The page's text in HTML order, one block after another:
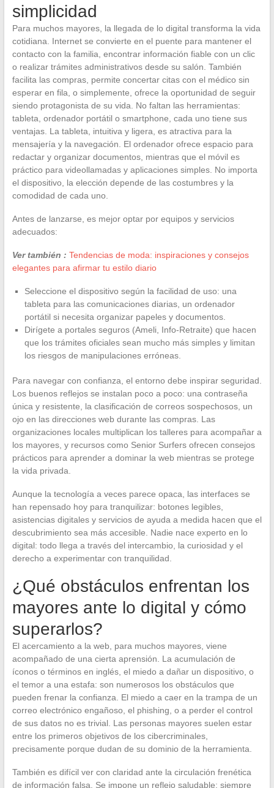
simplicidad
Para muchos mayores, la llegada de lo digital transforma la vida
cotidiana. Internet se convierte en el puente para mantener el
contacto con la familia, encontrar información fiable con un clic
o realizar trámites administrativos desde su salón. También
facilita las compras, permite concertar citas con el médico sin
esperar en fila, o simplemente, ofrece la oportunidad de seguir
siendo protagonista de su vida. No faltan las herramientas:
tableta, ordenador portátil o smartphone, cada uno tiene sus
ventajas. La tableta, intuitiva y ligera, es atractiva para la
mensajería y la navegación. El ordenador ofrece espacio para
redactar y organizar documentos, mientras que el móvil es
práctico para videollamadas y aplicaciones simples. No importa
el dispositivo, la elección depende de las costumbres y la
comodidad de cada uno.
Antes de lanzarse, es mejor optar por equipos y servicios
adecuados:
Ver también : Tendencias de moda: inspiraciones y consejos
elegantes para afirmar tu estilo diario
Seleccione el dispositivo según la facilidad de uso: una
tableta para las comunicaciones diarias, un ordenador
portátil si necesita organizar papeles y documentos.
Dirígete a portales seguros (Ameli, Info-Retraite) que hacen
que los trámites oficiales sean mucho más simples y limitan
los riesgos de manipulaciones erróneas.
Para navegar con confianza, el entorno debe inspirar seguridad.
Los buenos reflejos se instalan poco a poco: una contraseña
única y resistente, la clasificación de correos sospechosos, un
ojo en las direcciones web durante las compras. Las
organizaciones locales multiplican los talleres para acompañar a
los mayores, y recursos como Senior Surfers ofrecen consejos
prácticos para aprender a dominar la web mientras se protege
la vida privada.
Aunque la tecnología a veces parece opaca, las interfaces se
han repensado hoy para tranquilizar: botones legibles,
asistencias digitales y servicios de ayuda a medida hacen que el
descubrimiento sea más accesible. Nadie nace experto en lo
digital: todo llega a través del intercambio, la curiosidad y el
derecho a experimentar con tranquilidad.
¿Qué obstáculos enfrentan los
mayores ante lo digital y cómo
superarlos?
El acercamiento a la web, para muchos mayores, viene
acompañado de una cierta aprensión. La acumulación de
íconos o términos en inglés, el miedo a dañar un dispositivo, o
el temor a una estafa: son numerosos los obstáculos que
pueden frenar la confianza. El miedo a caer en la trampa de un
correo electrónico engañoso, el phishing, o a perder el control
de sus datos no es trivial. Las personas mayores suelen estar
entre los primeros objetivos de los cibercriminales,
precisamente porque dudan de su dominio de la herramienta.
También es difícil ver con claridad ante la circulación frenética
de información falsa. Se impone un reflejo saludable: siempre